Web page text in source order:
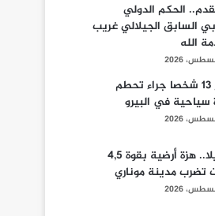
الحكم الدولي
السابق الجيلالي غريب
الله
مصرع 13 شخصا جراء تحطم
سياحية في البيرو
فنزويلا.. هزة أرضية بقوة 4,5
تضرب مدينة موناري